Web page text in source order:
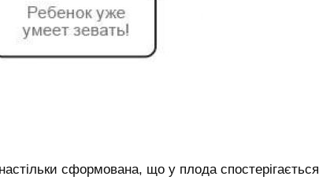
сформована, що у плода спостерігається